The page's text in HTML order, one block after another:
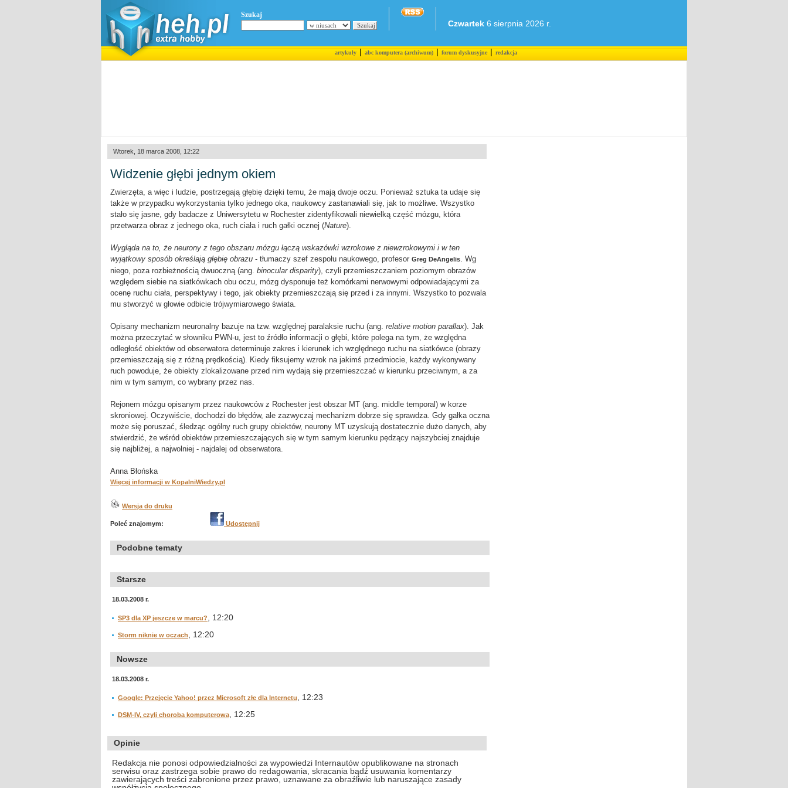
Szukaj
Czwartek 6 sierpnia 2026 r.
artykuły|abc komputera (archiwum)|forum dyskusyjne|redakcja
Wtorek, 18 marca 2008, 12:22
Widzenie głębi jednym okiem
Zwierzęta, a więc i ludzie, postrzegają głębię dzięki temu, że mają dwoje oczu. Ponieważ sztuka ta udaje się
także w przypadku wykorzystania tylko jednego oka, naukowcy zastanawiali się, jak to możliwe. Wszystko
stało się jasne, gdy badacze z Uniwersytetu w Rochester zidentyfikowali niewielką część mózgu, która
przetwarza obraz z jednego oka, ruch ciała i ruch gałki ocznej (Nature).
Wygląda na to, że neurony z tego obszaru mózgu łączą wskazówki wzrokowe z niewzrokowymi i w ten
wyjątkowy sposób określają głębię obrazu - tłumaczy szef zespołu naukowego, profesor Greg DeAngelis. Wg
niego, poza rozbieżnością dwuoczną (ang. binocular disparity), czyli przemieszczaniem poziomym obrazów
względem siebie na siatkówkach obu oczu, mózg dysponuje też komórkami nerwowymi odpowiadającymi za
ocenę ruchu ciała, perspektywy i tego, jak obiekty przemieszczają się przed i za innymi. Wszystko to pozwala
mu stworzyć w głowie odbicie trójwymiarowego świata.
Opisany mechanizm neuronalny bazuje na tzw. względnej paralaksie ruchu (ang. relative motion parallax). Jak
można przeczytać w słowniku PWN-u, jest to źródło informacji o głębi, które polega na tym, że względna
odległość obiektów od obserwatora determinuje zakres i kierunek ich względnego ruchu na siatkówce (obrazy
przemieszczają się z różną prędkością). Kiedy fiksujemy wzrok na jakimś przedmiocie, każdy wykonywany
ruch powoduje, że obiekty zlokalizowane przed nim wydają się przemieszczać w kierunku przeciwnym, a za
nim w tym samym, co wybrany przez nas.
Rejonem mózgu opisanym przez naukowców z Rochester jest obszar MT (ang. middle temporal) w korze
skroniowej. Oczywiście, dochodzi do błędów, ale zazwyczaj mechanizm dobrze się sprawdza. Gdy gałka oczna
może się poruszać, śledząc ogólny ruch grupy obiektów, neurony MT uzyskują dostatecznie dużo danych, aby
stwierdzić, że wśród obiektów przemieszczających się w tym samym kierunku pędzący najszybciej znajduje
się najbliżej, a najwolniej - najdalej od obserwatora.
Anna Błońska
Więcej informacji w KopalniWiedzy.pl
Wersja do druku
Poleć znajomym: Udostępnij
Podobne tematy
Starsze
18.03.2008 r.
SP3 dla XP jeszcze w marcu? , 12:20
Storm niknie w oczach , 12:20
Nowsze
18.03.2008 r.
Google: Przejęcie Yahoo! przez Microsoft złe dla Internetu , 12:23
DSM-IV, czyli choroba komputerowa , 12:25
Opinie
Redakcja nie ponosi odpowiedzialności za wypowiedzi Internautów opublikowane na stronach
serwisu oraz zastrzega sobie prawo do redagowania, skracania bądź usuwania komentarzy
zawierających treści zabronione przez prawo, uznawane za obraźliwie lub naruszające zasady